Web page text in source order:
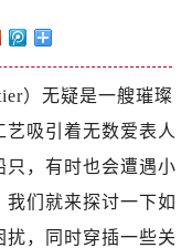
）无疑是一艘璀璨
吸引着无数爱表人
只，有时也会遭遇小
们就来探讨一下如
，同时穿插一些关